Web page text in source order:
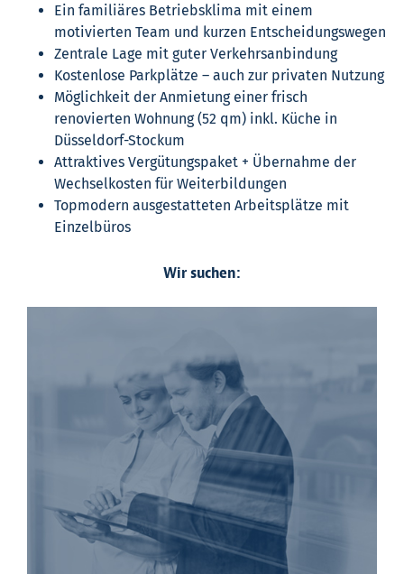
Ein familiäres Betriebsklima mit einem
motivierten Team und kurzen Entscheidungswegen
Zentrale Lage mit guter Verkehrsanbindung
Kostenlose Parkplätze – auch zur privaten Nutzung
Möglichkeit der Anmietung einer frisch
renovierten Wohnung (52 qm) inkl. Küche in
Düsseldorf-Stockum
Attraktives Vergütungspaket + Übernahme der
Wechselkosten für Weiterbildungen
Topmodern ausgestatteten Arbeitsplätze mit
Einzelbüros
Wir suchen: